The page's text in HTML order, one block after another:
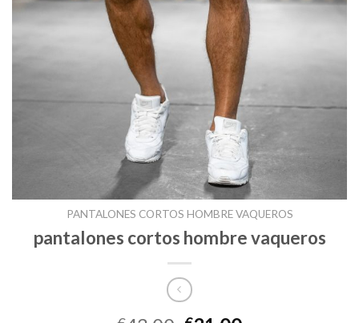
PANTALONES CORTOS HOMBRE VAQUEROS
pantalones cortos hombre vaqueros